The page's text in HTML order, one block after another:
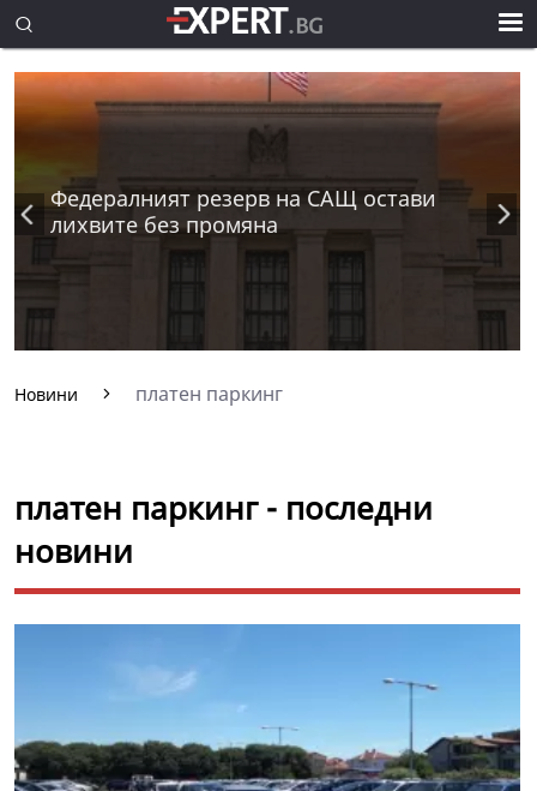
Федералният резерв на САЩ остави
лихвите без промяна
Новини платен паркинг
платен паркинг - последни
новини